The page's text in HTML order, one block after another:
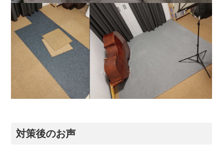
対策後のお声